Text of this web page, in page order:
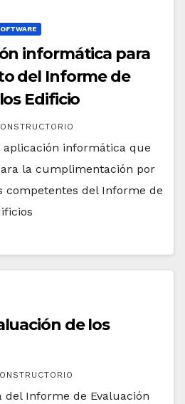
informática para
del Informe de
Edificio
aplicación informática que
la cumplimentación por
competentes del Informe de
de los
del Informe de Evaluación